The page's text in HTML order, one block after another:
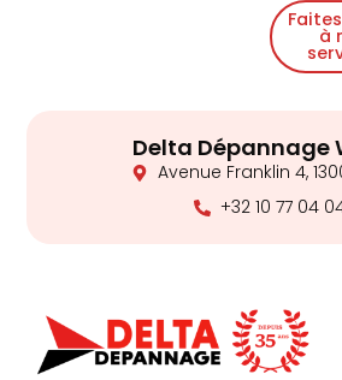
à
Delta Dépannage
Avenue Franklin 4,
+32 10 77 04